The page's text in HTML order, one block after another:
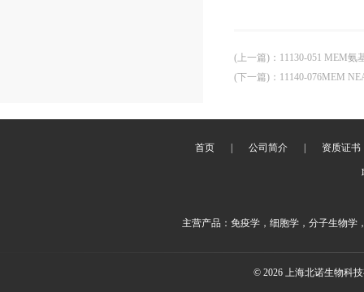
(上一篇) ： 11130-051 MEM氨
(下一篇) ： 11140-076MEM
首页 公司简介 资质证书
主营产品：免疫学，细胞学，分子生物学
© 2026 上海北诺生物科